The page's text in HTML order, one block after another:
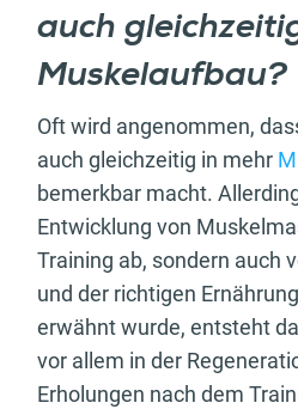
auch
Muskelaufbau?
Oft wird angenommen,
auch gleichzeitig in mehr
bemerkbar macht.
Entwicklung von
Training ab, sondern auch
und der richtigen
erwähnt wurde, entsteht
vor allem in der
Erholungen nach dem